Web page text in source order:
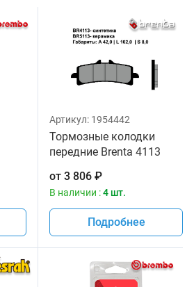
Артикул: 1954442
Тормозные колодки
передние Brenta 4113
от 3 806 ₽
В наличии :4 шт.
Подробнее